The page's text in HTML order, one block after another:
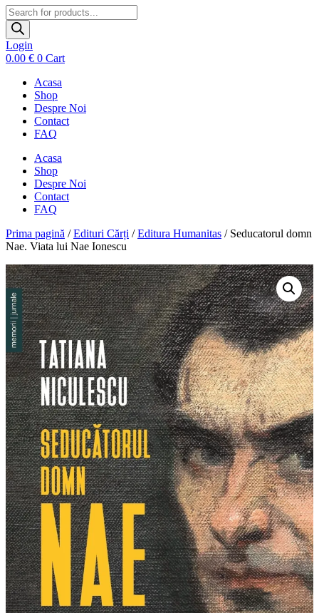
Products
search
Login
0.00 € 0 Cart
Acasa
Shop
Despre Noi
Contact
FAQ
Acasa
Shop
Despre Noi
Contact
FAQ
Prima pagină /Edituri Cărți /Editura Humanitas / Seducatorul domn
Nae. Viata lui Nae Ionescu